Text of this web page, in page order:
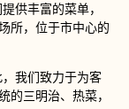
供丰富的菜单，
所，位于市中心的
我们致力于为客
的三明治、热菜，